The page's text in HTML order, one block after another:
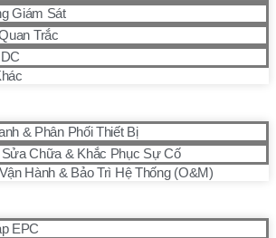
Giám Sát
Trắc
& Phân Phối Thiết Bị
Chữa & Khắc Phục Sự Cố
Hành & Bảo Trì Hệ Thống (O&M)
EPC